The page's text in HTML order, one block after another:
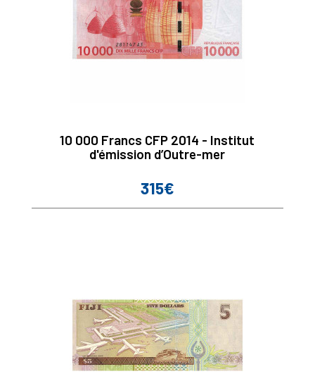
10 000 Francs CFP 2014 - Institut
d'émission d’Outre-mer
Prix
315€